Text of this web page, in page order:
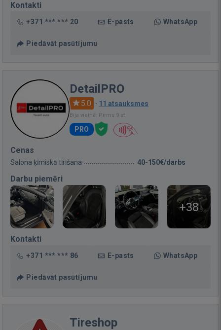
Kontakti
+371 *** *** 20 E-pasts WhatsApp
Piedāvāt pasūtījumu
DetailPRO
5.0 · 11 atsauksmes
Bija vietnē: Pirms 9 st.
PRO
Cenas
Salona ķīmiskā tīrīšana 40-150€/darbs
Darbu piemēri
+38
Kontakti
+371 *** *** 86 E-pasts WhatsApp
Piedāvāt pasūtījumu
Tireshop